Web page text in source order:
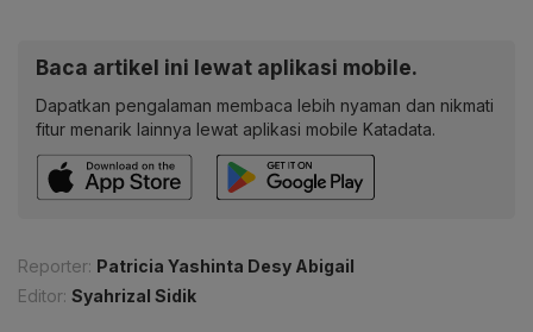
Baca artikel ini lewat aplikasi mobile.
Dapatkan pengalaman membaca lebih nyaman dan nikmati
fitur menarik lainnya lewat aplikasi mobile Katadata.
Reporter: Patricia Yashinta Desy Abigail
Editor: Syahrizal Sidik